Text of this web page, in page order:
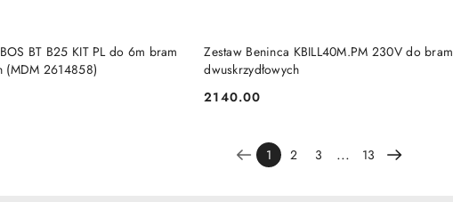
BT B25 KIT PL do 6m bram
(MDM 2614858)
DODAJ DO KOSZYKA
Zestaw Beninca KBILL40M.PM 230V do bram
dwuskrzydłowych
Cena:
2140.00
DODAJ DO KOSZYKA
1 2 3 ... 13